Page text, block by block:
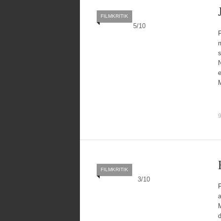
5/10
FILMKRITIK
3/10
FILMKRITIK